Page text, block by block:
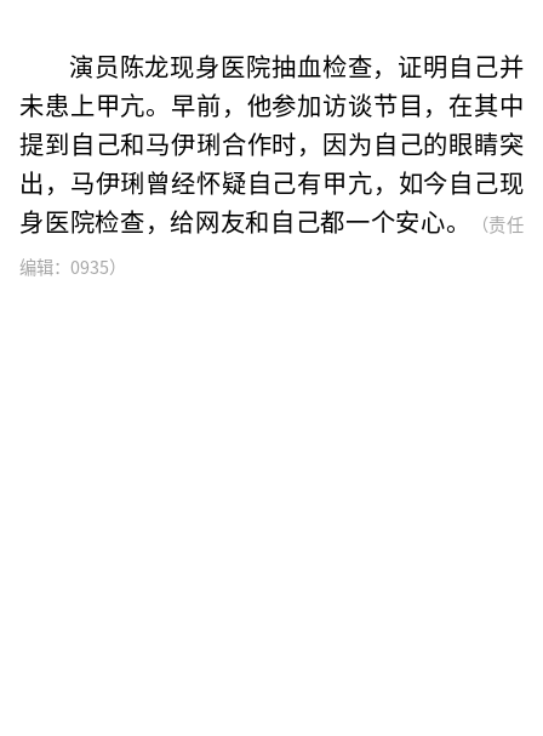
演员陈龙现身医院抽血检查，证明自己并
未患上甲亢。早前，他参加访谈节目，在其中
提到自己和马伊琍合作时，因为自己的眼睛突
出，马伊琍曾经怀疑自己有甲亢，如今自己现
身医院检查，给网友和自己都一个安心。
（责任
编辑：0935）